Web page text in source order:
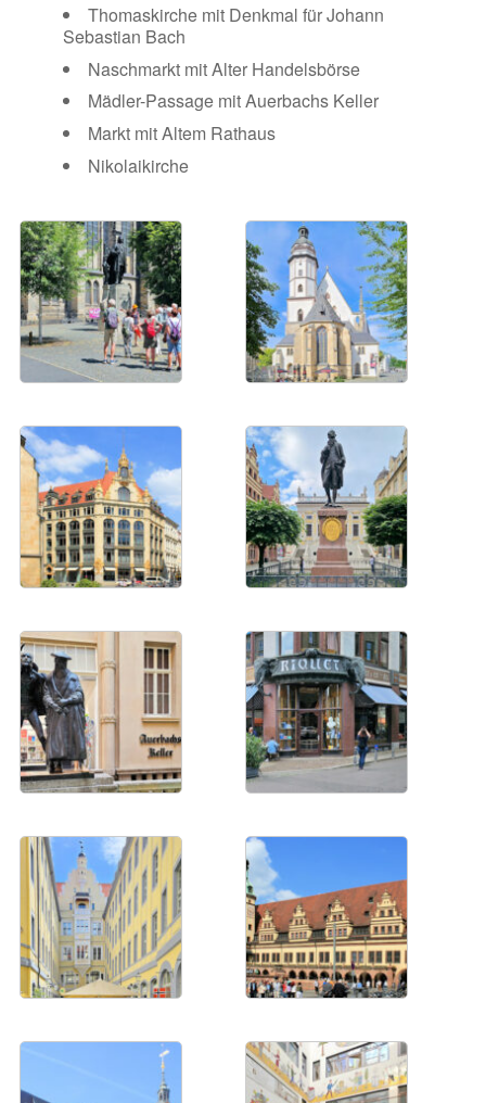
Thomaskirche mit Denkmal für Johann
Sebastian Bach
Naschmarkt mit Alter Handelsbörse
Mädler-Passage mit Auerbachs Keller
Markt mit Altem Rathaus
Nikolaikirche